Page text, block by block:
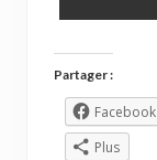
Partager :
Facebook
Plus